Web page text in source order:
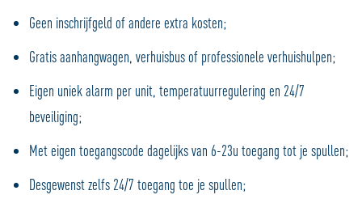
Geen inschrijfgeld of andere extra kosten;
Gratis aanhangwagen, verhuisbus of professionele verhuishulpen;
Eigen uniek alarm per unit, temperatuurregulering en 24/7
beveiliging;
Met eigen toegangscode dagelijks van 6-23u toegang tot je spullen;
Desgewenst zelfs 24/7 toegang toe je spullen;